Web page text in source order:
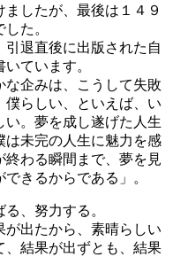
ましたが、最後は１４９
た。
引退直後に出版された自
ています。
な企みは、こうして失敗
僕らしい、といえば、い
い。夢を成し遂げた人生
は未完の人生に魅力を感
終わる瞬間まで、夢を見
きるからである」。
、努力する。
が出たから、素晴らしい
、結果が出ずとも、結果